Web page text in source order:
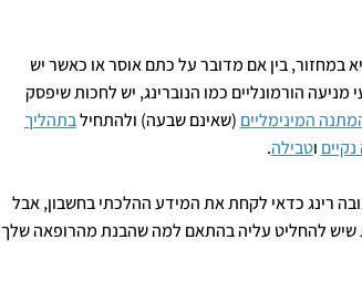
במחזור, בין אם מדובר על כתם אוסר או כאשר יש
הורמונליים כמו הנוברינג, יש לחכות שיפסק
המינימליים (שאינם שבעה) ולהתחילבתהליך
וטבילה.
רינג כדאי לקחת את המידע ההלכתי בחשבון, אבל
שיש להחליט עליה בהתאם למה שהבנת מהרופאה שלך